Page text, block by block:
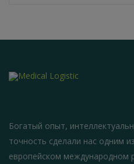
Богатый опыт,
точность сделали нас одним
европейском международном